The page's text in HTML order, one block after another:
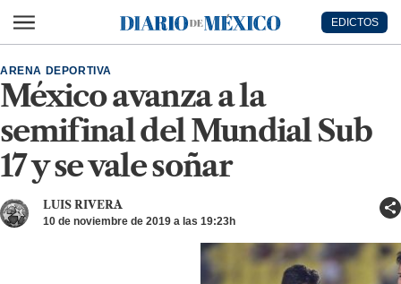
Diario de México
EDICTOS
México avanza a la
semifinal del Mundial Sub
17 y se vale soñar
ARENA DEPORTIVA
LUIS RIVERA
10 de noviembre de 2019 a las 19:23h